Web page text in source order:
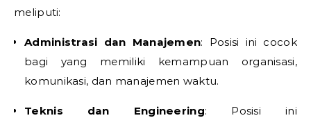
meliputi:
Administrasi dan Manajemen: Posisi ini cocok
bagi yang memiliki kemampuan organisasi,
komunikasi, dan manajemen waktu.
Teknis dan Engineering: Posisi ini